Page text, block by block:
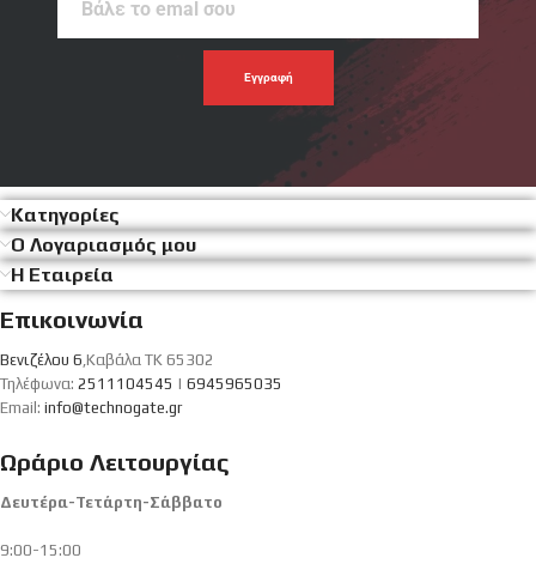
Κατηγορίες
Ο Λογαριασμός μου
Η Εταιρεία
Επικοινωνία
Βενιζέλου 6 ,Καβάλα ΤΚ 65302
Τηλέφωνα: 2511104545 | 6945965035
Email: info@technogate.gr
Ωράριο Λειτουργίας
Δευτέρα-Τετάρτη-Σάββατο
9:00-15:00